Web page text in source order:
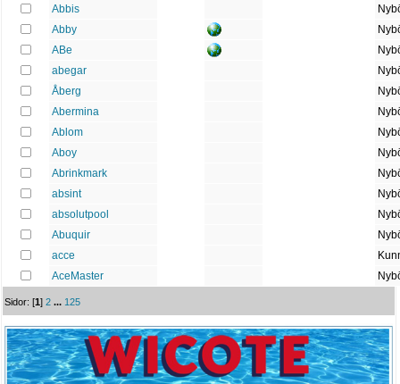
Abbis
Abby
ABe
abegar
Åberg
Abermina
Ablom
Aboy
Abrinkmark
absint
absolutpool
Abuquir
acce
AceMaster
Sidor: [1]2 ...125